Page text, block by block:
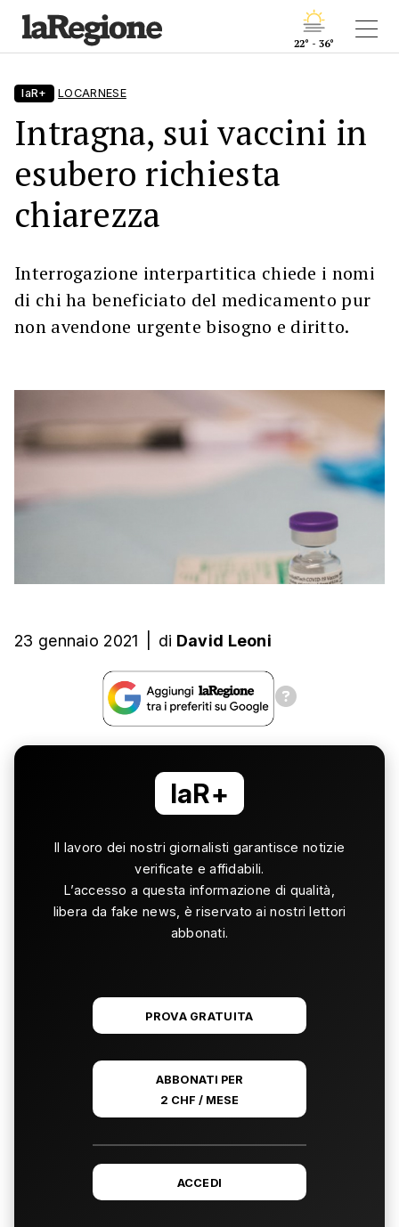
22° - 36°
laR+ LOCARNESE
Intragna, sui vaccini in
esubero richiesta
chiarezza
Interrogazione interpartitica chiede i nomi
di chi ha beneficiato del medicamento pur
non avendone urgente bisogno e diritto.
23 gennaio 2021 di David Leoni
laR+
Il lavoro dei nostri giornalisti garantisce notizie
verificate e affidabili.
L’accesso a questa informazione di qualità,
libera da fake news, è riservato ai nostri lettori
abbonati.
PROVA GRATUITA
ABBONATI PER
2 CHF / MESE
ACCEDI